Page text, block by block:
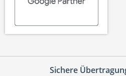
Sichere